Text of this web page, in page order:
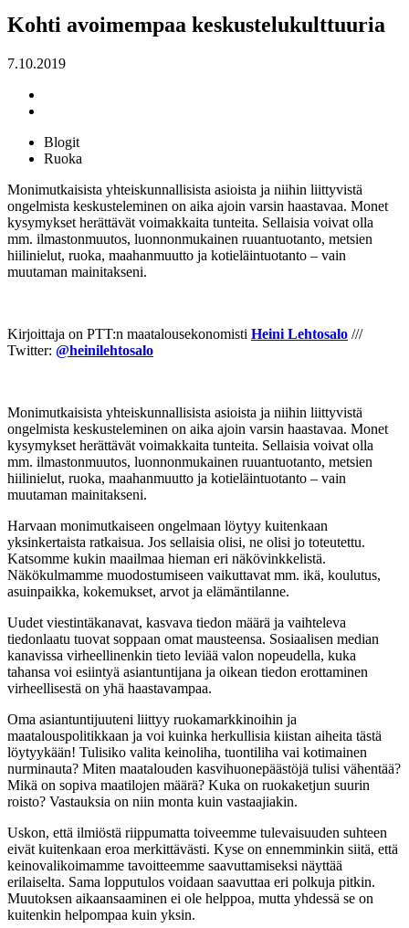
Kohti avoimempaa keskustelukulttuuria
7.10.2019
Blogit
Ruoka
Monimutkaisista yhteiskunnallisista asioista ja niihin liittyvistä
ongelmista keskusteleminen on aika ajoin varsin haastavaa. Monet
kysymykset herättävät voimakkaita tunteita. Sellaisia voivat olla
mm. ilmastonmuutos, luonnonmukainen ruuantuotanto, metsien
hiilinielut, ruoka, maahanmuutto ja kotieläintuotanto – vain
muutaman mainitakseni.
Kirjoittaja on PTT:n maatalousekonomisti Heini Lehtosalo ///
Twitter: @heinilehtosalo
Monimutkaisista yhteiskunnallisista asioista ja niihin liittyvistä
ongelmista keskusteleminen on aika ajoin varsin haastavaa. Monet
kysymykset herättävät voimakkaita tunteita. Sellaisia voivat olla
mm. ilmastonmuutos, luonnonmukainen ruuantuotanto, metsien
hiilinielut, ruoka, maahanmuutto ja kotieläintuotanto – vain
muutaman mainitakseni.
Harvaan monimutkaiseen ongelmaan löytyy kuitenkaan
yksinkertaista ratkaisua. Jos sellaisia olisi, ne olisi jo toteutettu.
Katsomme kukin maailmaa hiem­an eri näkövinkkelistä.
Näkökulmamme muodostumiseen vaikuttavat mm. ikä, koulutus,
asuinpaikka, kokemukset, arvot ja elämäntilanne.
Uudet viestintäkanavat, kasvava tiedon määrä ja vaihteleva
tiedonlaatu tuovat soppaan omat mausteensa. Sosiaalisen median
kanavissa virheellinenkin tieto leviää valon nopeudella, kuka
tahansa voi esiintyä asiantuntijana ja oikean tiedon erottaminen
virheellisestä on yhä haastavampaa.
Oma asiantuntijuuteni liittyy ruokamarkkinoihin ja
maatalouspolitikkaan ja voi kuinka herkullisia kiistan aiheita tästä
löytyykään! Tulisiko valita keinoliha, tuontiliha vai kotimainen
nurminauta? Miten maatalouden kasvihuonepäästöjä tulisi vähentää?
Mikä on sopiva maatilojen määrä? Kuka on ruokaketjun suurin
roisto? Vastauksia on niin monta kuin vastaajiakin.
Uskon, että ilmiöstä riippumatta toiveemme tulevaisuuden suhteen
eivät kuitenkaan eroa merkittävästi. Kyse on ennemminkin siitä, että
keinovalikoimamme tavoitteemme saavuttamiseksi näyttää
erilaiselta. Sama lopputulos voidaan saavuttaa eri polkuja pitkin.
Muutoksen aikaansaaminen ei ole helppoa, mutta yhdessä se on
kuitenkin helpompaa kuin yksin.